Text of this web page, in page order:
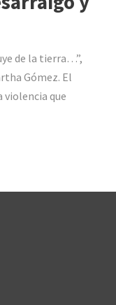
de la tierra…”,
Gómez. El
que